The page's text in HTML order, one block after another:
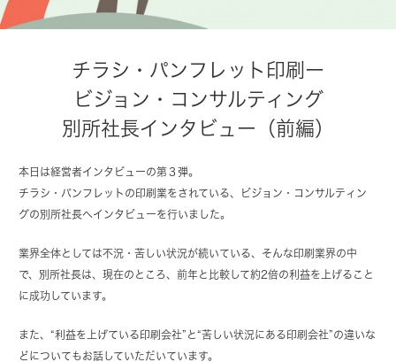
チラシ・パンフレット印刷ー
ビジョン・コンサルティング
別所社長インタビュー（前編）
本日は経営者インタビューの第３弾。
チラシ・パンフレットの印刷業をされている、ビジョン・コンサルティン
グの別所社長へインタビューを行いました。
業界全体としては不況・苦しい状況が続いている、そんな印刷業界の中
で、別所社長は、現在のところ、前年と比較して約2倍の利益を上げること
に成功しています。
また、“利益を上げている印刷会社”と“苦しい状況にある印刷会社”の違いな
どについてもお話していただいています。